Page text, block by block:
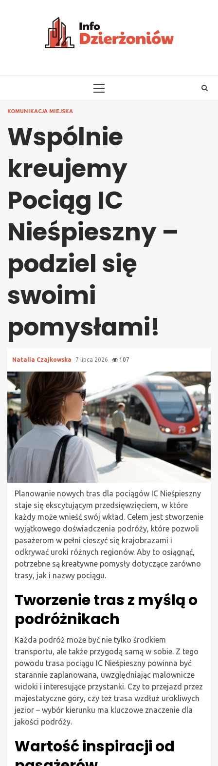
PRIMARY
KOMUNIKACJA MIEJSKA
Wspólnie
kreujemy
Pociąg IC
Nieśpieszny –
podziel się
swoimi
pomysłami!
Natalia Czajkowska 7 lipca 2026 107
Planowanie nowych tras dla pociągów IC Nieśpieszny
staje się ekscytującym przedsięwzięciem, w które
każdy może wnieść swój wkład. Celem jest stworzenie
wyjątkowego doświadczenia podróży, które pozwoli
pasażerom w pełni cieszyć się krajobrazami i
odkrywać uroki różnych regionów. Aby to osiągnąć,
potrzebne są kreatywne pomysły dotyczące zarówno
trasy, jak i nazwy pociągu.
Tworzenie tras z myślą o
podróżnikach
Każda podróż może być nie tylko środkiem
transportu, ale także przygodą samą w sobie. Z tego
powodu trasa pociągu IC Nieśpieszny powinna być
starannie zaplanowana, uwzględniając malownicze
widoki i interesujące przystanki. Czy to przejazd przez
majestatyczne góry, czy też trasa wzdłuż urokliwych
jezior – wybór kierunku ma kluczowe znaczenie dla
jakości podróży.
Wartość inspiracji od